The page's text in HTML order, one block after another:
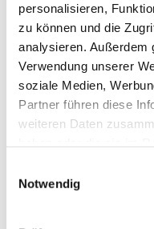
personalisieren,
zu können und die
analysieren. Außerdem
Verwendung unserer
soziale Medien,
Partner führen diese
weiteren Daten
Notwendig
Abschluss
Dieses Beispiel
aussehen